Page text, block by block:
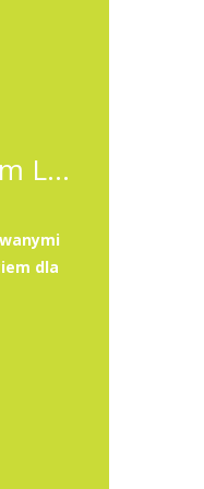
Finance and Operational Support Team Leader (K/M/X)
dla